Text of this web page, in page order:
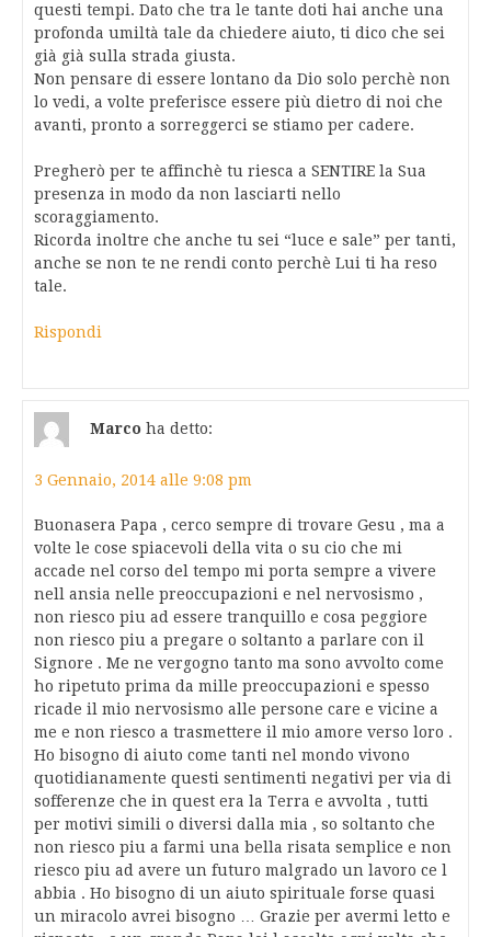
questi tempi. Dato che tra le tante doti hai anche una
profonda umiltà tale da chiedere aiuto, ti dico che sei
già già sulla strada giusta.
Non pensare di essere lontano da Dio solo perchè non
lo vedi, a volte preferisce essere più dietro di noi che
avanti, pronto a sorreggerci se stiamo per cadere.
Pregherò per te affinchè tu riesca a SENTIRE la Sua
presenza in modo da non lasciarti nello
scoraggiamento.
Ricorda inoltre che anche tu sei “luce e sale” per tanti,
anche se non te ne rendi conto perchè Lui ti ha reso
tale.
Rispondi
Marco ha detto:
3 Gennaio, 2014 alle 9:08 pm
Buonasera Papa , cerco sempre di trovare Gesu , ma a
volte le cose spiacevoli della vita o su cio che mi
accade nel corso del tempo mi porta sempre a vivere
nell ansia nelle preoccupazioni e nel nervosismo ,
non riesco piu ad essere tranquillo e cosa peggiore
non riesco piu a pregare o soltanto a parlare con il
Signore . Me ne vergogno tanto ma sono avvolto come
ho ripetuto prima da mille preoccupazioni e spesso
ricade il mio nervosismo alle persone care e vicine a
me e non riesco a trasmettere il mio amore verso loro .
Ho bisogno di aiuto come tanti nel mondo vivono
quotidianamente questi sentimenti negativi per via di
sofferenze che in quest era la Terra e avvolta , tutti
per motivi simili o diversi dalla mia , so soltanto che
non riesco piu a farmi una bella risata semplice e non
riesco piu ad avere un futuro malgrado un lavoro ce l
abbia . Ho bisogno di un aiuto spirituale forse quasi
un miracolo avrei bisogno … Grazie per avermi letto e